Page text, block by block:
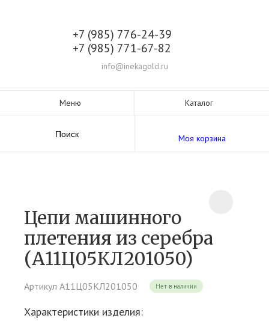
+7 (985) 776-24-39
+7 (985) 771-67-82
info@inekagold.ru
Меню Каталог
Поиск Моя корзина
Цепи машинного
плетения из серебра
(А11Ц05КЛ201050)
Артикул А11Ц05КЛ201050 Нет в наличии
Характеристики изделия: